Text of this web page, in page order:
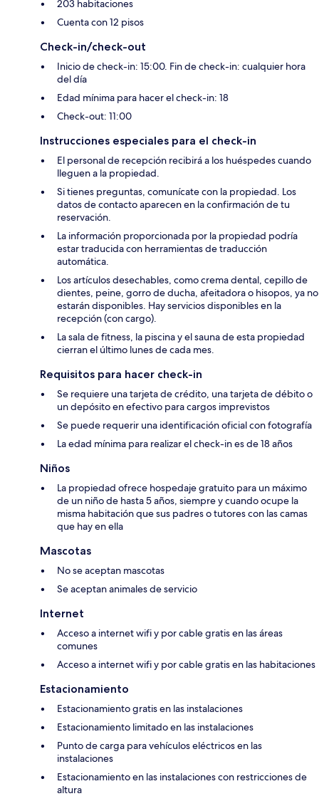
203 habitaciones
Cuenta con 12 pisos
Check-in/check-out
Inicio de check-in: 15:00. Fin de check-in: cualquier hora
del día
Edad mínima para hacer el check-in: 18
Check-out: 11:00
Instrucciones especiales para el check-in
El personal de recepción recibirá a los huéspedes cuando
lleguen a la propiedad.
Si tienes preguntas, comunícate con la propiedad. Los
datos de contacto aparecen en la confirmación de tu
reservación.
La información proporcionada por la propiedad podría
estar traducida con herramientas de traducción
automática.
Los artículos desechables, como crema dental, cepillo de
dientes, peine, gorro de ducha, afeitadora o hisopos, ya no
estarán disponibles. Hay servicios disponibles en la
recepción (con cargo).
La sala de fitness, la piscina y el sauna de esta propiedad
cierran el último lunes de cada mes.
Requisitos para hacer check-in
Se requiere una tarjeta de crédito, una tarjeta de débito o
un depósito en efectivo para cargos imprevistos
Se puede requerir una identificación oficial con fotografía
La edad mínima para realizar el check-in es de 18 años
Niños
La propiedad ofrece hospedaje gratuito para un máximo
de un niño de hasta 5 años, siempre y cuando ocupe la
misma habitación que sus padres o tutores con las camas
que hay en ella
Mascotas
No se aceptan mascotas
Se aceptan animales de servicio
Internet
Acceso a internet wifi y por cable gratis en las áreas
comunes
Acceso a internet wifi y por cable gratis en las habitaciones
Estacionamiento
Estacionamiento gratis en las instalaciones
Estacionamiento limitado en las instalaciones
Punto de carga para vehículos eléctricos en las
instalaciones
Estacionamiento en las instalaciones con restricciones de
altura